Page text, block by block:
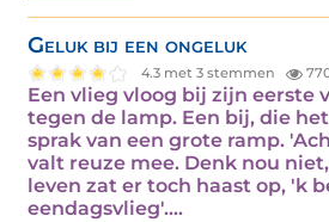
Geluk bij een ongeluk
4.3 met 3 stemmen
Een vlieg vloog bij zijn eerste
tegen de lamp. Een bij, die
sprak van een grote ramp.
valt reuze mee. Denk nou
leven zat er toch haast op, 'k
eendagsvlieg'.…